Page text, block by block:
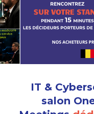
IT &
salon